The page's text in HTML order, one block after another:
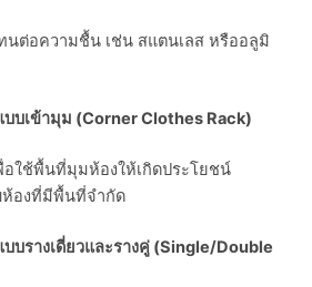
นต่อความชื้น เช่น สแตนเลส หรืออลูมิ
บเข้ามุม (Corner Clothes Rack)
อใช้พื้นที่มุมห้องให้เกิดประโยชน์
ห้องที่มีพื้นที่จำกัด
บรางเดี่ยวและรางคู่ (Single/Double